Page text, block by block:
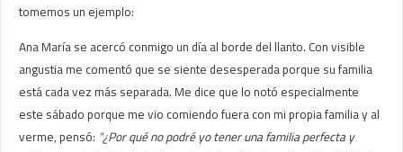
tomemos un ejemplo:
Ana María se acercó conmigo un día al borde del llanto. Con visible
angustia me comentó que se siente desesperada porque su familia
está cada vez más separada. Me dice que lo notó especialmente
este sábado porque me vio comiendo fuera con mi propia familia y al
verme, pensó: “¿Por qué no podré yo tener una familia perfecta y